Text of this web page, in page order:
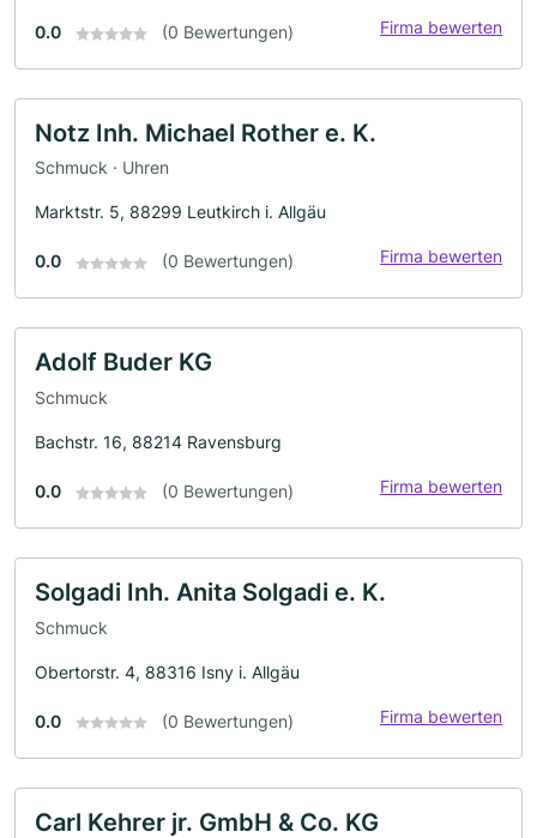
0.0 (0 Bewertungen) Firma bewerten
Notz Inh. Michael Rother e. K.
Schmuck · Uhren
Marktstr. 5, 88299 Leutkirch i. Allgäu
0.0 (0 Bewertungen) Firma bewerten
Adolf Buder KG
Schmuck
Bachstr. 16, 88214 Ravensburg
0.0 (0 Bewertungen) Firma bewerten
Solgadi Inh. Anita Solgadi e. K.
Schmuck
Obertorstr. 4, 88316 Isny i. Allgäu
0.0 (0 Bewertungen) Firma bewerten
Carl Kehrer jr. GmbH & Co. KG